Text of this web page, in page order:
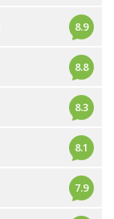
8.9
8.8
8.3
8.1
7.9